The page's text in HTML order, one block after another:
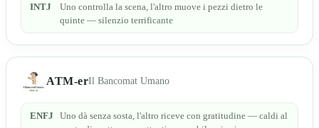
INTJ
Uno controlla la scena, l'altro muove i pezzi dietro le
quinte — silenzio terrificante
ATM-erIl Bancomat Umano
ENFJ
Uno dà senza sosta, l'altro riceve con gratitudine — caldi al